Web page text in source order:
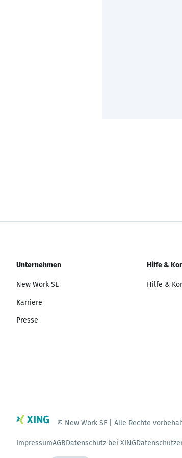
Unternehmen
New Work SE
Karriere
Presse
Hilfe &
Hilfe &
© New Work SE | Alle Rechte
ImpressumAGBDatenschutz bei XING